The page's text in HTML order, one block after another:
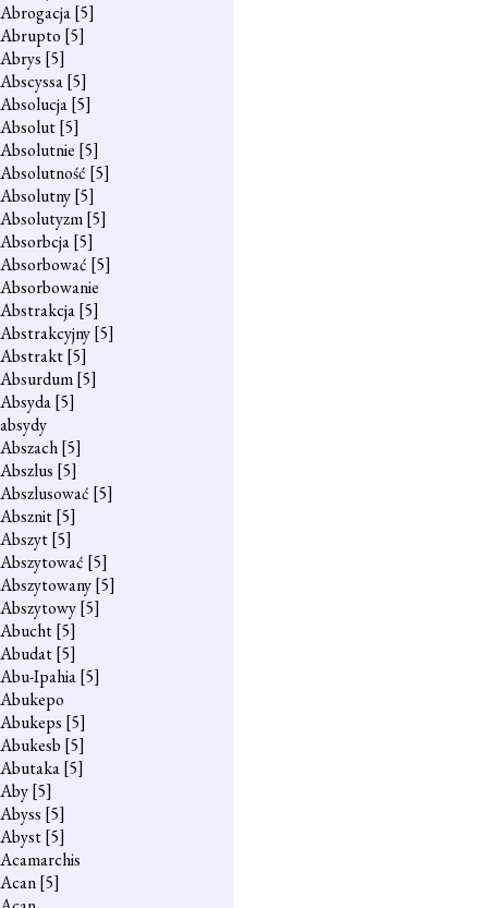
Abrogacja[5]
Abrupto [5]
Abrys [5]
Abscyssa[5]
Absolucja[5]
Absolut[5]
Absolutnie [5]
Absolutność [5]
Absolutny[5]
Absolutyzm[5]
Absorbcja[5]
Absorbować [5]
Absorbowanie
Abstrakcja[5]
Abstrakcyjny[5]
Abstrakt[5]
Absurdum[5]
Absyda[5]
absydy
Abszach[5]
Abszlus [5]
Abszlusować [5]
Absznit[5]
Abszyt[5]
Abszytować [5]
Abszytowany[5]
Abszytowy[5]
Abucht[5]
Abudat[5]
Abu-Ipahia[5]
Abukepo
Abukeps [5]
Abukesb [5]
Abutaka[5]
Aby[5]
Abyss [5]
Abyst[5]
Acamarchis
Acan[5]